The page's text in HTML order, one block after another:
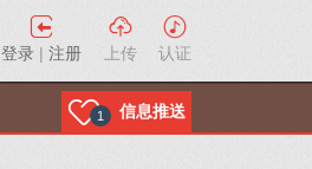
登录 |注册 上传 认证
1 信息推送